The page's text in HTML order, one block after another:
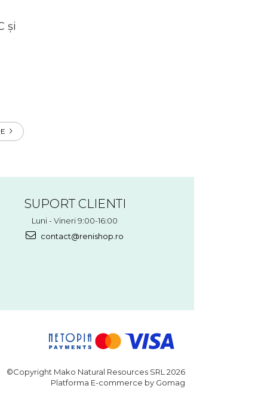
și
SUPORT CLIENTI
Luni - Vineri 9:00-16:00
contact@renishop.ro
©Copyright Mako Natural Resources SRL 2026
Platforma E-commerce by Gomag